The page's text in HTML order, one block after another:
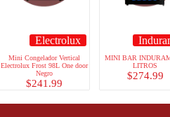
Electrolux
Mini Congelador Vertical
Electrolux Frost 98L One door
Negro
$241.99
MINI BAR
LITROS
$274.99